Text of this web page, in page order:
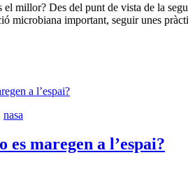
millor? Des del punt de vista de la
microbiana important, seguir unes
nasa
es maregen a l’espai?